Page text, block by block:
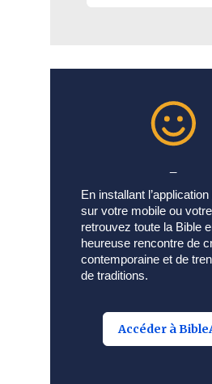
En installant
sur votre mobile ou
retrouvez toute la Bible
heureuse rencontre de
contemporaine et de
de traditions.
Accéder à